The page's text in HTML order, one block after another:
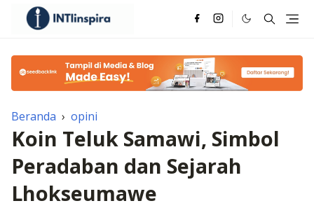
Beranda › opini
Koin Teluk Samawi, Simbol
Peradaban dan Sejarah
Lhokseumawe